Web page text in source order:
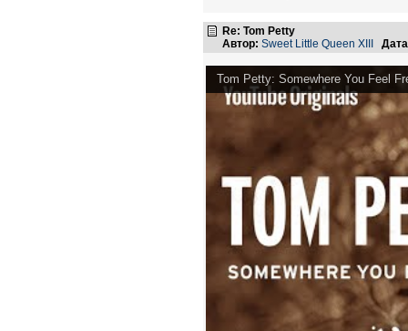
Re: Tom Petty
Автор: Sweet Little Queen XIII
Tom Petty: Somewhere You Feel